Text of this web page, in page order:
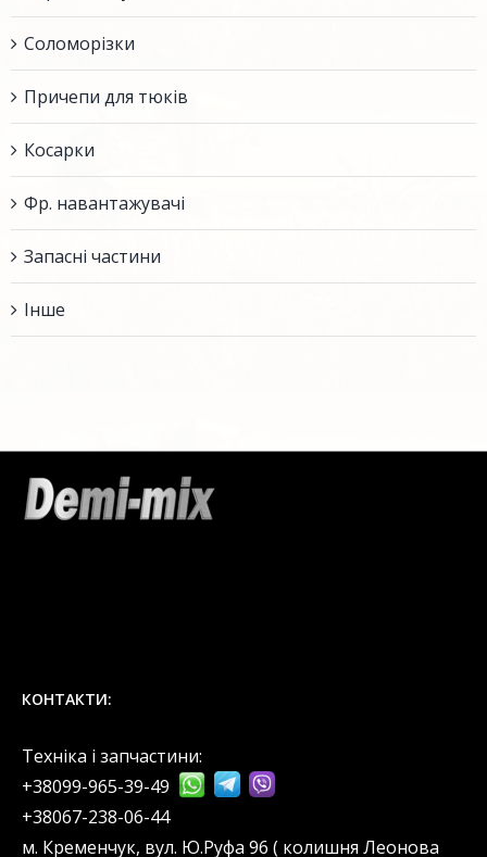
Соломорізки
Причепи для тюків
Косарки
Фр. навантажувачі
Запасні частини
Інше
КОНТАКТИ:
Техніка і запчастини:
+38099-965-39-49
‎+38067-238-06-44
м. Кременчук, вул. Ю.Руфа 96 ( колишня Леонова